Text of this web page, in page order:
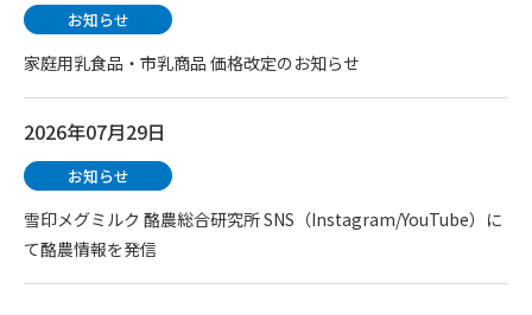
お知らせ
家庭用乳食品・市乳商品 価格改定のお知らせ
2026年07月29日
お知らせ
雪印メグミルク 酪農総合研究所 SNS（Instagram/YouTube）に
て酪農情報を発信